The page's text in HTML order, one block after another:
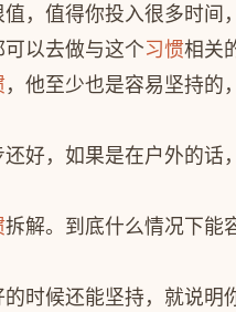
值，值得你投入很多时间
以去做与这个习惯相关
，他至少也是容易坚持的
好，如果是在户外的
拆解。到底什么情况下能
时候还能坚持，就说明